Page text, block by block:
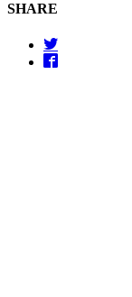
SHARE